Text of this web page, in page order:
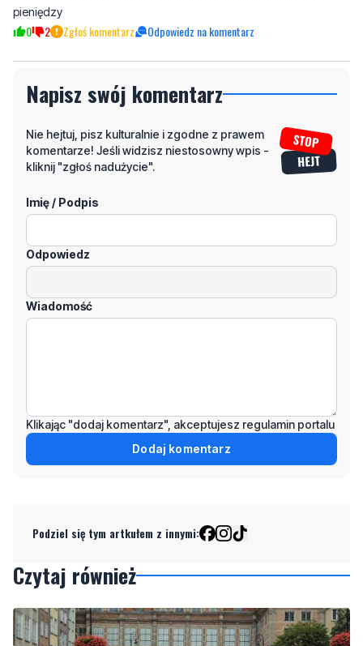
Napisz swój komentarz
komentarze! Jeśli widzisz niestosowny wpis -
kliknij "zgłoś nadużycie".
Imię / Podpis
Odpowiedz
Wiadomość